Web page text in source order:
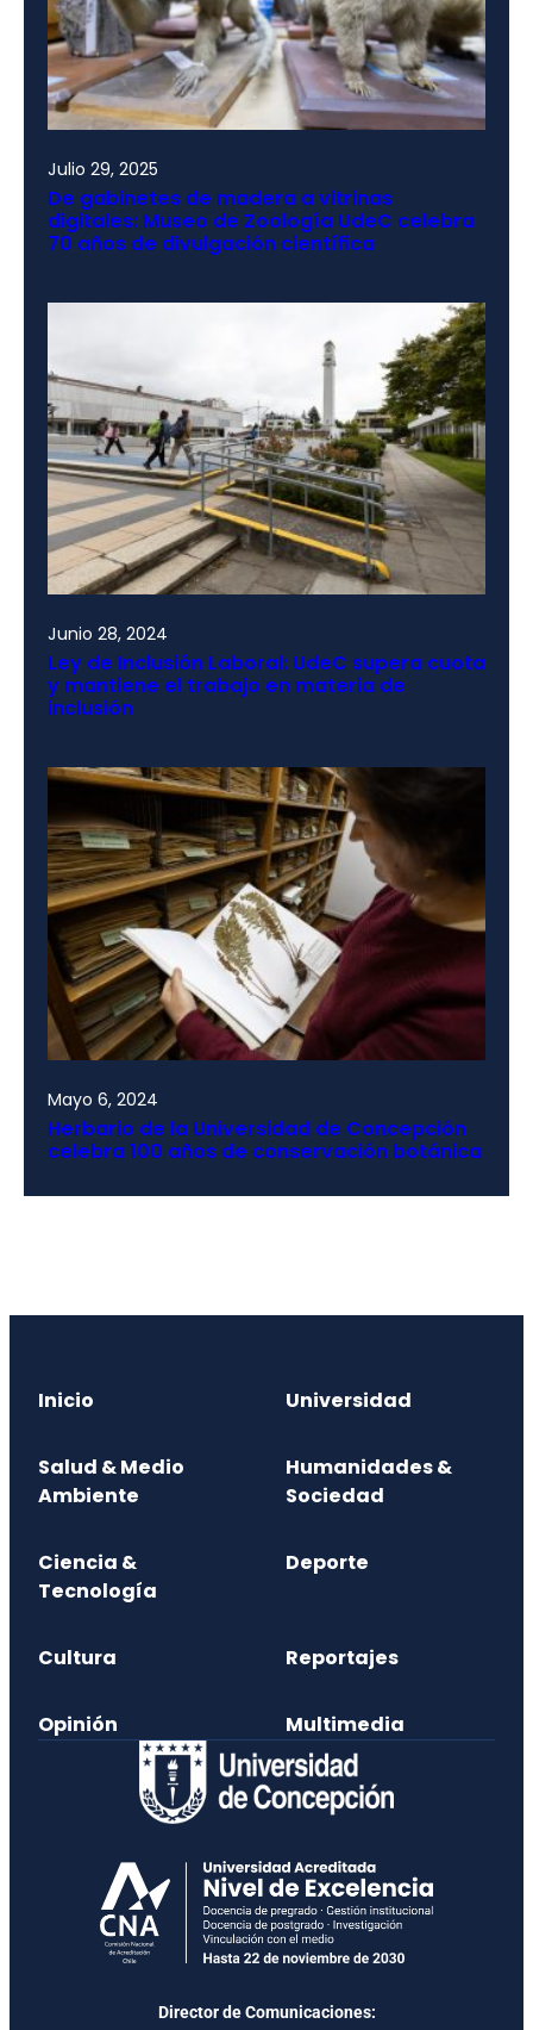
Julio 29, 2025
De gabinetes de madera a vitrinas
digitales: Museo de Zoología UdeC celebra
70 años de divulgación científica
Junio 28, 2024
Ley de Inclusión Laboral: UdeC supera cuota
y mantiene el trabajo en materia de
inclusión
Mayo 6, 2024
Herbario de la Universidad de Concepción
celebra 100 años de conservación botánica
Inicio Universidad
Salud & Medio
Ambiente
Humanidades &
Sociedad
Ciencia &
Tecnología
Deporte
Cultura Reportajes
Opinión Multimedia
Director de Comunicaciones: